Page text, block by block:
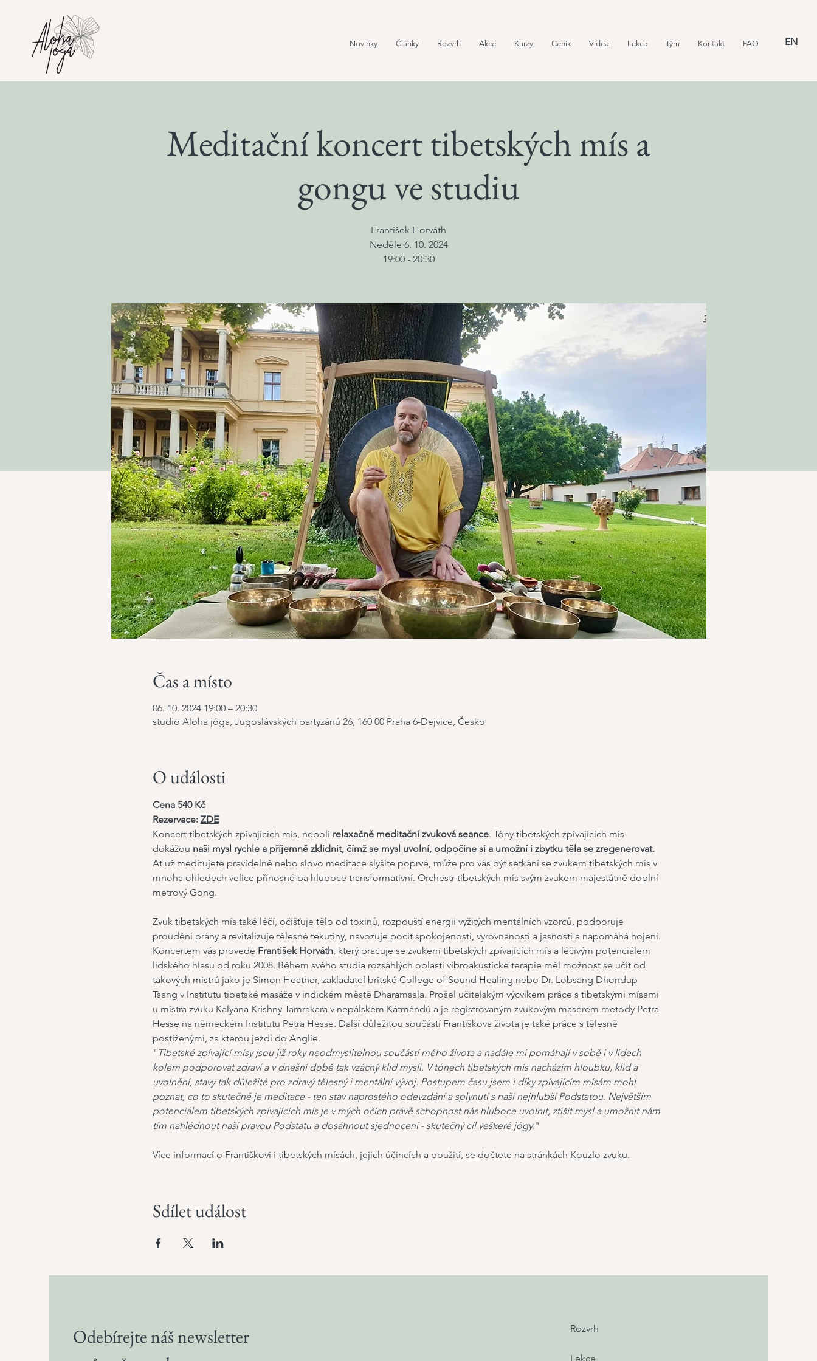
Novinky Články Rozvrh Akce Kurzy Ceník Videa Lekce Tým Kontakt FAQ EN
Meditační koncert tibetských mís a
gongu ve studiu
František Horváth
Neděle 6. 10. 2024
19:00 - 20:30
Čas a místo
06. 10. 2024 19:00 – 20:30
studio Aloha jóga, Jugoslávských partyzánů 26, 160 00 Praha 6-Dejvice, Česko
O události
Cena 540 Kč
Rezervace: ZDE
Koncert tibetských zpívajících mís, neboli relaxačně meditační zvuková seance. Tóny tibetských zpívajících mís
dokážou naši mysl rychle a příjemně zklidnit, čímž se mysl uvolní, odpočine si a umožní i zbytku těla se zregenerovat.
Ať už meditujete pravidelně nebo slovo meditace slyšíte poprvé, může pro vás být setkání se zvukem tibetských mís v
mnoha ohledech velice přínosné ba hluboce transformativní. Orchestr tibetských mís svým zvukem majestátně doplní
metrový Gong.
Zvuk tibetských mís také léčí, očišťuje tělo od toxinů, rozpouští energii vyžitých mentálních vzorců, podporuje
proudění prány a revitalizuje tělesné tekutiny, navozuje pocit spokojenosti, vyrovnanosti a jasnosti a napomáhá hojení.
Koncertem vás provede František Horváth, který pracuje se zvukem tibetských zpívajících mís a léčivým potenciálem
lidského hlasu od roku 2008. Během svého studia rozsáhlých oblastí vibroakustické terapie měl možnost se učit od
takových mistrů jako je Simon Heather, zakladatel britské College of Sound Healing nebo Dr. Lobsang Dhondup
Tsang v Institutu tibetské masáže v indickém městě Dharamsala. Prošel učitelským výcvikem práce s tibetskými mísami
u mistra zvuku Kalyana Krishny Tamrakara v nepálském Kátmándú a je registrovaným zvukovým masérem metody Petra
Hesse na německém Institutu Petra Hesse. Další důležitou součástí Františkova života je také práce s tělesně
postiženými, za kterou jezdí do Anglie.
" Tibetské zpívající mísy jsou již roky neodmyslitelnou součástí mého života a nadále mi pomáhají v sobě i v lidech
kolem podporovat zdraví a v dnešní době tak vzácný klid mysli. V tónech tibetských mís nacházím hloubku, klid a
uvolnění, stavy tak důležité pro zdravý tělesný i mentální vývoj. Postupem času jsem i díky zpívajícím mísám mohl
poznat, co to skutečně je meditace - ten stav naprostého odevzdání a splynutí s naší nejhlubší Podstatou. Největším
potenciálem tibetských zpívajících mís je v mých očích právě schopnost nás hluboce uvolnit, ztišit mysl a umožnit nám
tím nahlédnout naší pravou Podstatu a dosáhnout sjednocení - skutečný cíl veškeré jógy."
Více informací o Františkovi i tibetských mísách, jejich účincích a použití, se dočtete na stránkách Kouzlo zvuku.
Sdílet událost
Odebírejte náš newsletter
Rozvrh
Lekce